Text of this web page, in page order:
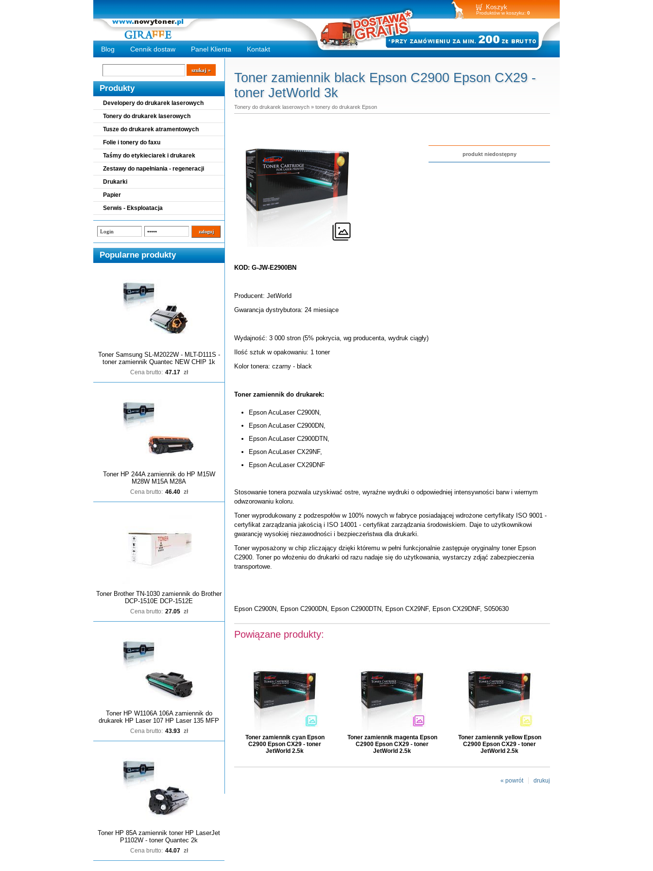
Koszyk
Produktów w koszyku: 0
Blog Cennik dostaw Panel Klienta Kontakt
Wyszukiwarka
szukaj
Produkty
Developery do drukarek laserowych
Tonery do drukarek laserowych
Tusze do drukarek atramentowych
Folie i tonery do faxu
Taśmy do etykieciarek i drukarek
Zestawy do napełniania - regeneracji
Drukarki
Papier
Serwis - Eksploatacja
Popularne produkty
Toner Samsung SL-M2022W - MLT-D111S -
toner zamiennik Quantec NEW CHIP 1k
Cena brutto: 47.17 zł
Toner HP 244A zamiennik do HP M15W
M28W M15A M28A
Cena brutto: 46.40 zł
Toner Brother TN-1030 zamiennik do Brother
DCP-1510E DCP-1512E
Cena brutto: 27.05 zł
Toner HP W1106A 106A zamiennik do
drukarek HP Laser 107 HP Laser 135 MFP
Cena brutto: 43.93 zł
Toner HP 85A zamiennik toner HP LaserJet
P1102W - toner Quantec 2k
Cena brutto: 44.07 zł
Toner zamiennik black Epson C2900 Epson CX29 -
toner JetWorld 3k
Tonery do drukarek laserowych » tonery do drukarek Epson
produkt niedostępny
KOD: G-JW-E2900BN
Producent: JetWorld
Gwarancja dystrybutora: 24 miesiące
Wydajność: 3 000 stron (5% pokrycia, wg producenta, wydruk ciągły)
Ilość sztuk w opakowaniu: 1 toner
Kolor tonera: czarny - black
Toner zamiennik do drukarek:
Epson AcuLaser C2900N,
Epson AcuLaser C2900DN,
Epson AcuLaser C2900DTN,
Epson AcuLaser CX29NF,
Epson AcuLaser CX29DNF
Stosowanie tonera pozwala uzyskiwać ostre, wyraźne wydruki o odpowiedniej intensywności barw i wiernym
odwzorowaniu koloru.
Toner wyprodukowany z podzespołów w 100% nowych w fabryce posiadającej wdrożone certyfikaty ISO 9001 -
certyfikat zarządzania jakością i ISO 14001 - certyfikat zarządzania środowiskiem. Daje to użytkownikowi
gwarancję wysokiej niezawodności i bezpieczeństwa dla drukarki.
Toner wyposażony w chip zliczający dzięki któremu w pełni funkcjonalnie zastępuje oryginalny toner Epson
C2900. Toner po włożeniu do drukarki od razu nadaje się do użytkowania, wystarczy zdjąć zabezpieczenia
transportowe.
Epson C2900N, Epson C2900DN, Epson C2900DTN, Epson CX29NF, Epson CX29DNF, S050630
Powiązane produkty:
Toner zamiennik cyan Epson
C2900 Epson CX29 - toner
JetWorld 2.5k
Toner zamiennik magenta Epson
C2900 Epson CX29 - toner
JetWorld 2.5k
Toner zamiennik yellow Epson
C2900 Epson CX29 - toner
JetWorld 2.5k
drukuj
« powrót